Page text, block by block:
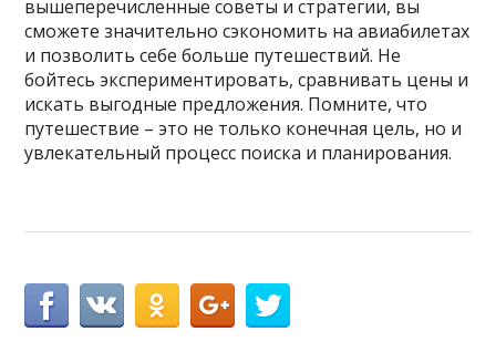
вышеперечисленные советы и стратегии, вы
сможете значительно сэкономить на авиабилетах
и позволить себе больше путешествий. Не
бойтесь экспериментировать, сравнивать цены и
искать выгодные предложения. Помните, что
путешествие – это не только конечная цель, но и
увлекательный процесс поиска и планирования.